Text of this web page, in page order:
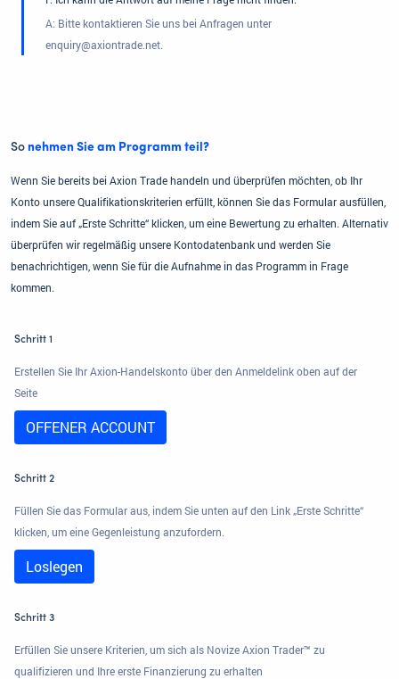
A: Bitte kontaktieren Sie uns bei Anfragen unter
enquiry@axiontrade.net.
So nehmen Sie am Programm teil?
Wenn Sie bereits bei Axion Trade handeln und überprüfen möchten, ob Ihr
Konto unsere Qualifikationskriterien erfüllt, können Sie das Formular ausfüllen,
indem Sie auf „Erste Schritte“ klicken, um eine Bewertung zu erhalten. Alternativ
überprüfen wir regelmäßig unsere Kontodatenbank und werden Sie
benachrichtigen, wenn Sie für die Aufnahme in das Programm in Frage
kommen.
Schritt 1
Erstellen Sie Ihr Axion-Handelskonto über den Anmeldelink oben auf der
Seite
OFFENER ACCOUNT
Schritt 2
Füllen Sie das Formular aus, indem Sie unten auf den Link „Erste Schritte“
klicken, um eine Gegenleistung anzufordern.
Loslegen
Schritt 3
Erfüllen Sie unsere Kriterien, um sich als Novize Axion Trader™ zu
qualifizieren und Ihre erste Finanzierung zu erhalten